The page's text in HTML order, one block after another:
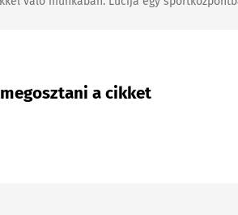
a cikket